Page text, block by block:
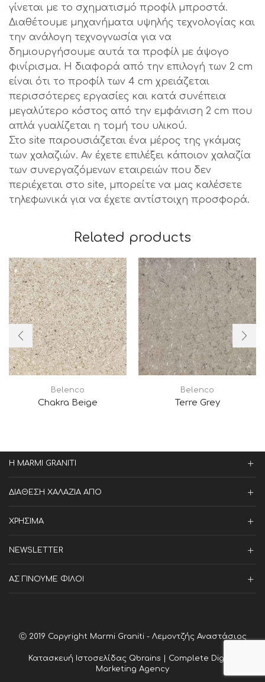
γίνεται με το σχηματισμό προφίλ μπροστά.
Διαθέτουμε μηχανήματα υψηλής τεχνολογίας και
την ανάλογη τεχνογνωσία για να
δημιουργήσουμε αυτά τα προφίλ με άψογο
φινίρισμα. Η διαφορά από την επιλογή των 2 cm
είναι ότι το προφίλ των 4 cm χρειάζεται
περισσότερες εργασίες και κατά συνέπεια
μεγαλύτερο κόστος από την εμφάνιση 2 cm που
απλά γυαλίζεται η τομή του υλικού.
Στο site παρουσιάζεται ένα μέρος της γκάμας
των χαλαζιών. Αν έχετε επιλέξει κάποιον χαλαζία
των συνεργαζόμενων εταιρειών που δεν
περιέχεται στο site, μπορείτε να μας καλέσετε
τηλεφωνικά για να έχετε αντίστοιχη προσφορά.
Related products
Belenco
Chakra Beige
Belenco
Terre Grey
Η MARMI GRANITI
ΔΙΑΘΕΣΗ ΧΑΛΑΖΙΑ ΑΠΟ
ΧΡΗΣΙΜΑ
NEWSLETTER
ΑΣ ΓΙΝΟΥΜΕ ΦΙΛΟΙ
Ⓒ 2019 Copyright Marmi Graniti - Λεμοντζής Αναστάσιος
Κατασκευή Ιστοσελίδας Qbrains | Complete Digital
Marketing Agency